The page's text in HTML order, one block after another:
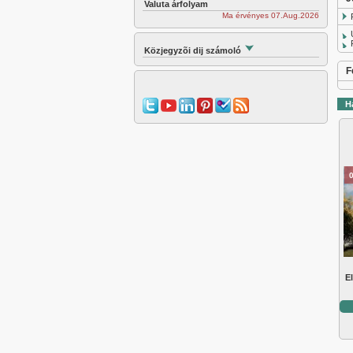
Valuta árfolyam
Ma érvényes 07.Aug.2026
Közjegyzõi dij számoló